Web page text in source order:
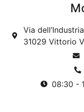
Via
31029 Vittorio
08:30 -